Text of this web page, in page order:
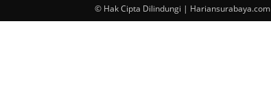
© Hak Cipta Dilindungi | Hariansurabaya.com